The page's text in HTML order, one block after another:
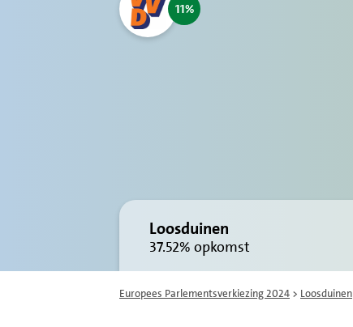
11
Loosduinen
37.52% opkomst
Europees Parlementsverkiezing 2024 > Loosduinen